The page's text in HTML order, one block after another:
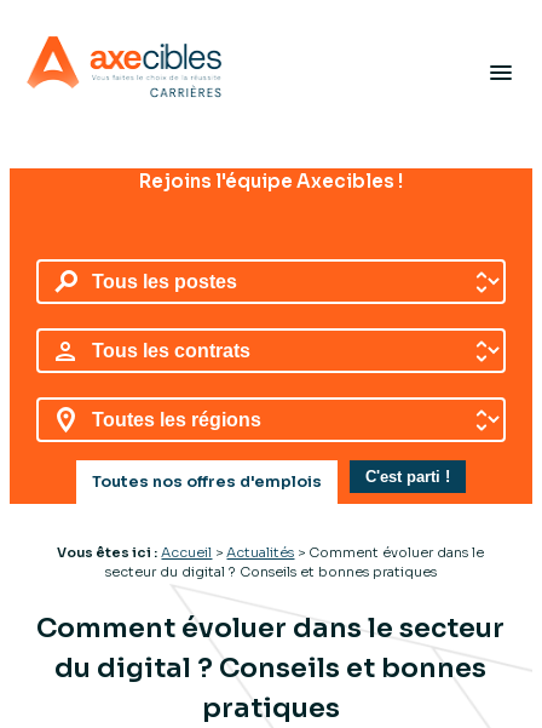
menu
Rejoins l'équipe Axecibles !
Toutes nos offres d'emplois
Vous êtes ici : Accueil >Actualités > Comment évoluer dans le
secteur du digital ? Conseils et bonnes pratiques
Comment évoluer dans le secteur
du digital ? Conseils et bonnes
pratiques